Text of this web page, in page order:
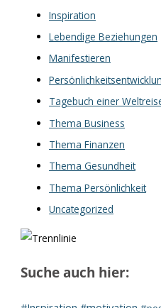
Inspiration
Lebendige Beziehungen
Manifestieren
Tagebuch einer
Thema Business
Thema Finanzen
Thema Gesundheit
Thema Persönlichkeit
Uncategorized
Suche auch hier: